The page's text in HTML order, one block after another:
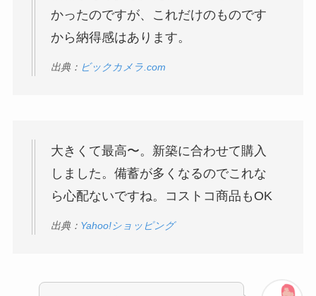
かったのですが、これだけのものです
から納得感はあります。
出典： ビックカメラ.com
大きくて最高〜。新築に合わせて購入
しました。備蓄が多くなるのでこれな
ら心配ないですね。コストコ商品もOK
出典： Yahoo!ショッピング